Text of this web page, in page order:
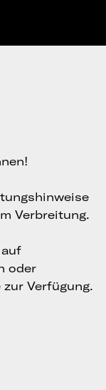
Verbreitung.
auf
oder
Verfügung.